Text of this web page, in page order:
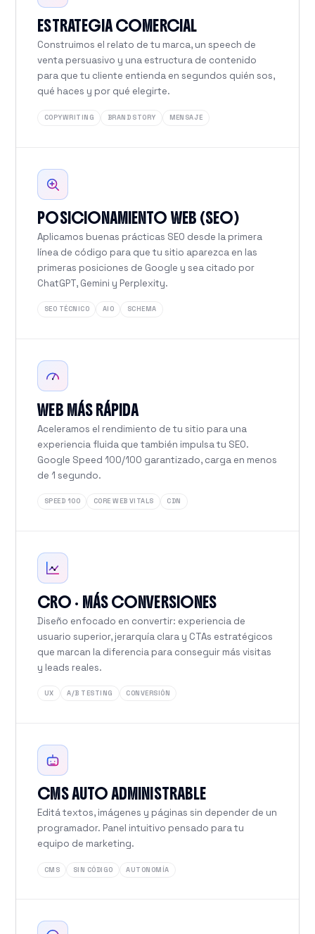
ESTRATEGIA COMERCIAL
Construimos el relato de tu marca, un speech de
venta persuasivo y una estructura de contenido
para que tu cliente entienda en segundos quién sos,
qué haces y por qué elegirte.
COPYWRITING BRAND STORY MENSAJE
POSICIONAMIENTO WEB (SEO)
Aplicamos buenas prácticas SEO desde la primera
línea de código para que tu sitio aparezca en las
primeras posiciones de Google y sea citado por
ChatGPT, Gemini y Perplexity.
SEO TÉCNICO AIO SCHEMA
WEB MÁS RÁPIDA
Aceleramos el rendimiento de tu sitio para una
experiencia fluida que también impulsa tu SEO.
Google Speed 100/100 garantizado, carga en menos
de 1 segundo.
SPEED 100 CORE WEB VITALS CDN
CRO · MÁS CONVERSIONES
Diseño enfocado en convertir: experiencia de
usuario superior, jerarquía clara y CTAs estratégicos
que marcan la diferencia para conseguir más visitas
y leads reales.
UX A/B TESTING CONVERSIÓN
CMS AUTO ADMINISTRABLE
Editá textos, imágenes y páginas sin depender de un
programador. Panel intuitivo pensado para tu
equipo de marketing.
CMS SIN CÓDIGO AUTONOMÍA